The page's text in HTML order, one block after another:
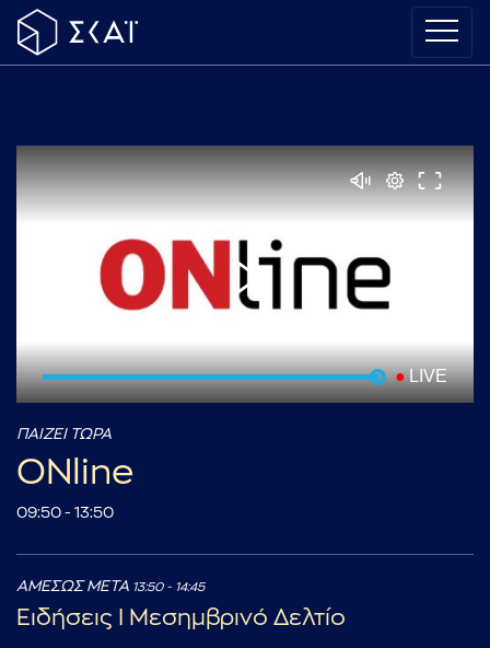
LIVE
ΠΑΙΖΕΙ ΤΩΡΑ
ONline
09:50 - 13:50
ΑΜΕΣΩΣ ΜΕΤΑ 13:50 - 14:45
Ειδήσεις I Μεσημβρινό Δελτίο